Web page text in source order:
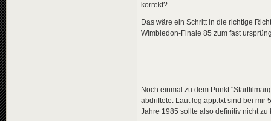
korrekt?
Das wäre ein Schritt in die richtige
Wimbledon-Finale 85 zum fast
Noch einmal zu dem Punkt
abdriftete: Laut log.app.txt sind bei mir
Jahre 1985 sollte also definitiv nicht zu